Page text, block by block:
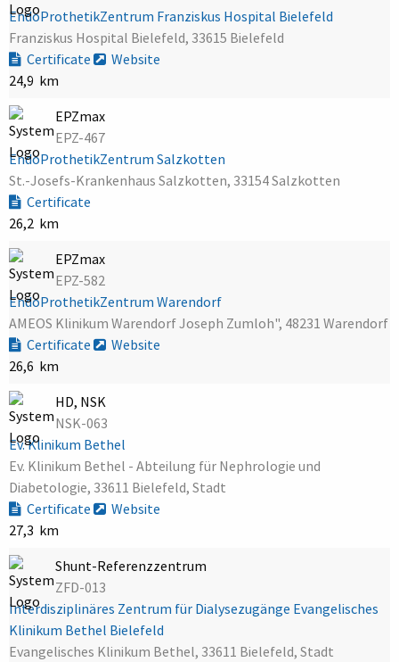
EndoProthetikZentrum Franziskus Hospital Bielefeld
Franziskus Hospital Bielefeld, 33615 Bielefeld
Certificate
Website
24,9 km
EPZmax
EPZ-467
EndoProthetikZentrum Salzkotten
St.-Josefs-Krankenhaus Salzkotten, 33154 Salzkotten
Certificate
26,2 km
EPZmax
EPZ-582
EndoProthetikZentrum Warendorf
AMEOS Klinikum Warendorf Joseph Zumloh", 48231 Warendorf
Certificate
Website
26,6 km
HD, NSK
NSK-063
Ev. Klinikum Bethel
Ev. Klinikum Bethel - Abteilung für Nephrologie und
Diabetologie, 33611 Bielefeld, Stadt
Certificate
Website
27,3 km
Shunt-Referenzzentrum
ZFD-013
Interdisziplinäres Zentrum für Dialysezugänge Evangelisches
Klinikum Bethel Bielefeld
Evangelisches Klinikum Bethel, 33611 Bielefeld, Stadt